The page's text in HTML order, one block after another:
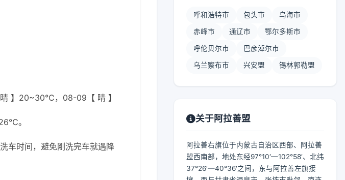
】20~30℃，08-09【 晴 】
。
车时间，避免刚洗完车就遇降
呼和浩特市 包头市 乌海市
赤峰市 通辽市 鄂尔多斯市
呼伦贝尔市 巴彦淖尔市
乌兰察布市 兴安盟 锡林郭勒盟
关于阿拉善盟
阿拉善右旗位于内蒙古自治区西部、阿拉善
盟西南部，地处东经97°10′—102°58′、北纬
37°26′—40°36′之间，东与阿拉善左旗接